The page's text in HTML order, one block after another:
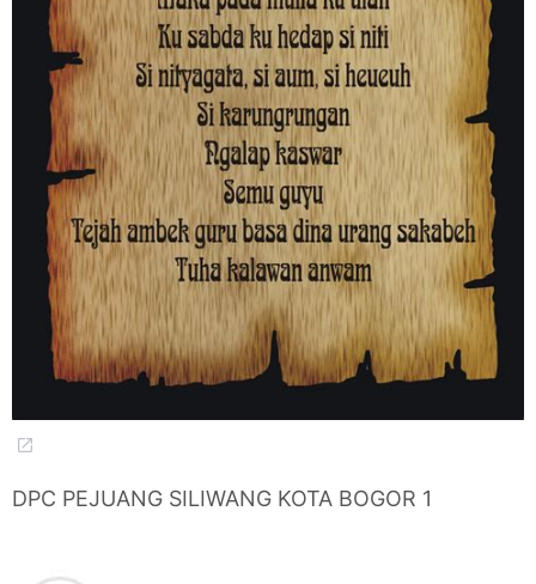
DPC PEJUANG SILIWANG KOTA BOGOR 1